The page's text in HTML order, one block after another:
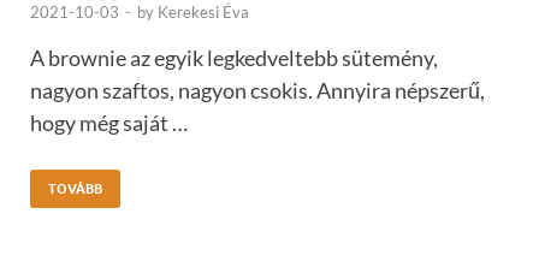
2021-10-03 - by Kerekesi Éva
A brownie az egyik legkedveltebb sütemény,
nagyon szaftos, nagyon csokis. Annyira népszerű,
hogy még saját …
TOVÁBB